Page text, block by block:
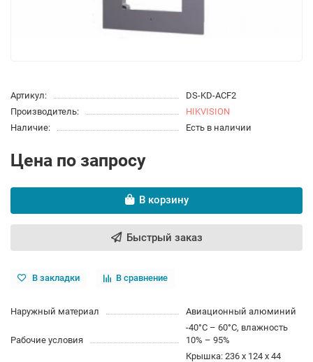
Артикул:
DS-KD-ACF2
Производитель:
HIKVISION
Наличие:
Есть в наличии
Цена по запросу
В корзину
Быстрый заказ
В закладки В сравнение
Наружный материал Авиационный алюминий
Рабочие условия
-40°C – 60°C, влажность
10% – 95%
Крышка: 236 х 124 х 44